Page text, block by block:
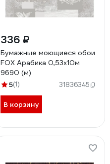
336 ₽
Бумажные моющиеся обои
FOX Арабика 0,53x10м
9690 (м)
5(1) 31836345
В корзину